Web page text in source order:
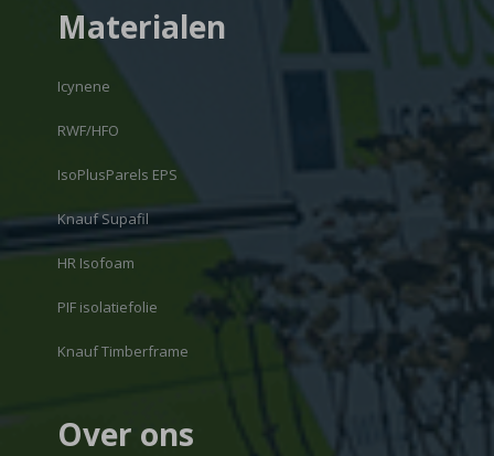
Materialen
Icynene
RWF/HFO
IsoPlusParels EPS
Knauf Supafil
HR Isofoam
PIF isolatiefolie
Knauf Timberframe
Over ons